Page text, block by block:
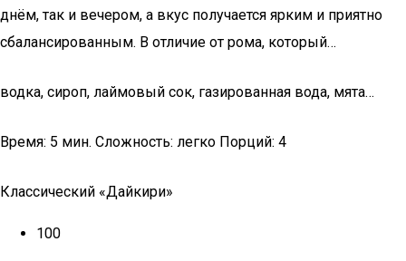
днём, так и вечером, а вкус получается ярким и приятно
сбалансированным. В отличие от рома, который…
водка, сироп, лаймовый сок, газированная вода, мята…
Время: 5 мин. Сложность: легко Порций: 4
Классический «Дайкири»
100